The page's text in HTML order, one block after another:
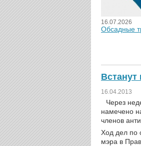
16.07.2026
Обсадные
16.04.2013
Через
намечено
членов
Ход дел по
мэра в